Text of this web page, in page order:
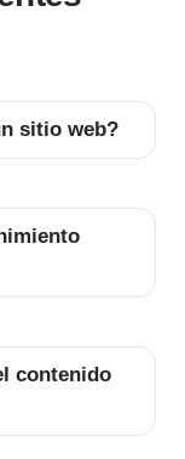
sitio web?
contenido